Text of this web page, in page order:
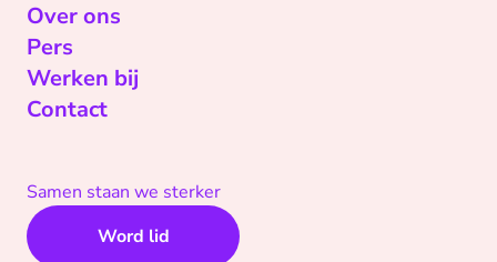
Over ons
Pers
Werken bij
Contact
Samen staan we sterker
Word lid